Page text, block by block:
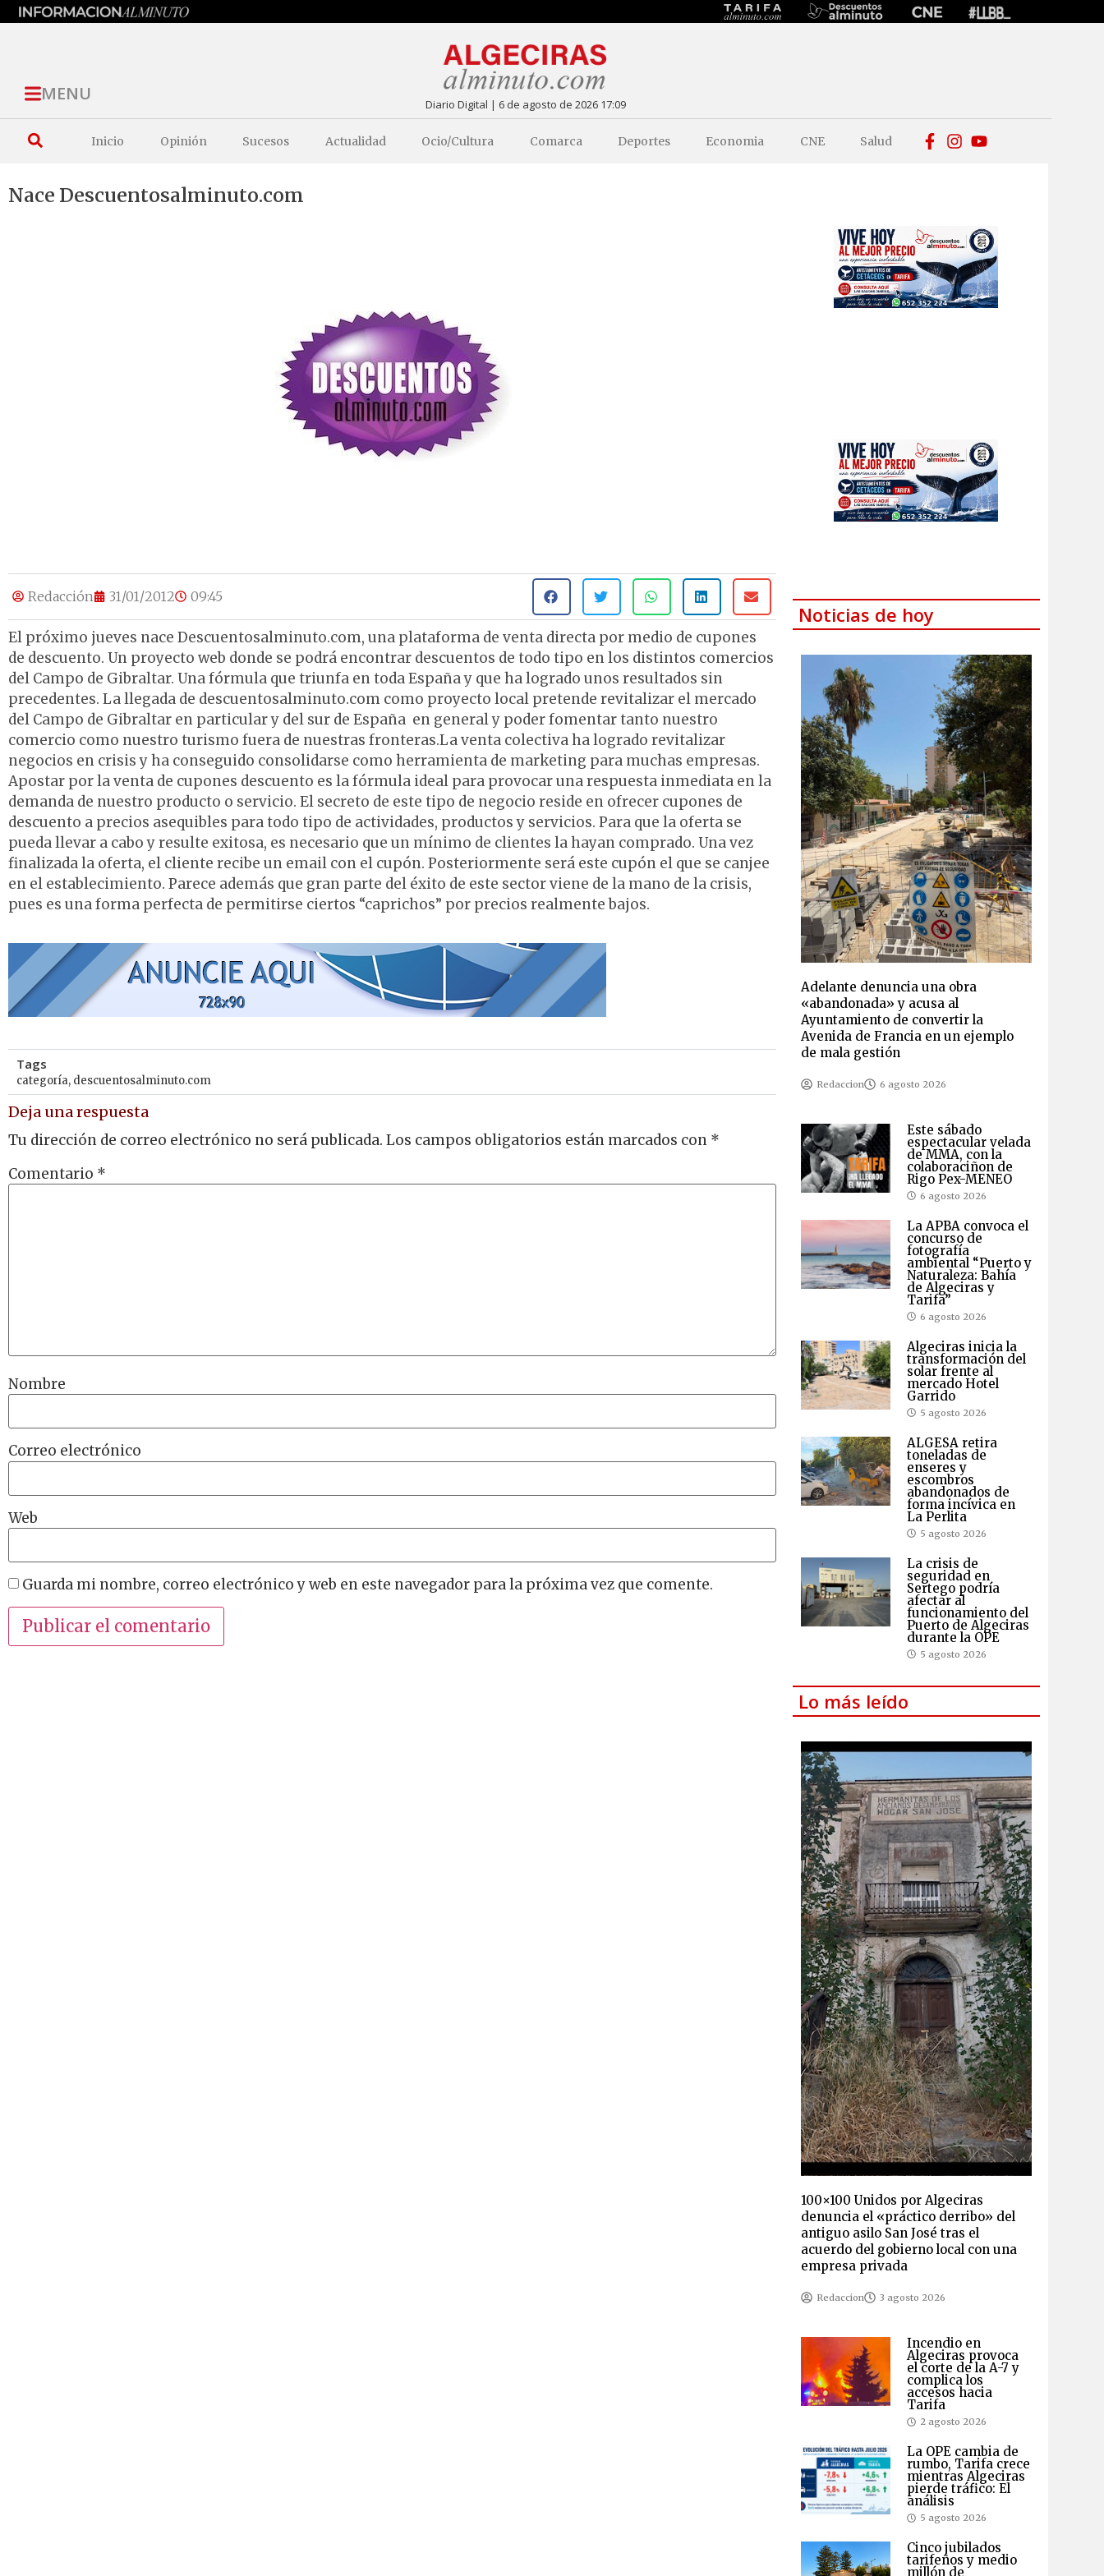
MENU Diario Digital | 6 de agosto de 2026 17:09
Inicio Opinión Sucesos Actualidad Ocio/Cultura Comarca Deportes Economia CNE Salud
Nace Descuentosalminuto.com
Redacción 31/01/2012 09:45
El próximo jueves nace Descuentosalminuto.com, una plataforma de venta directa por medio de cupones
de descuento. Un proyecto web donde se podrá encontrar descuentos de todo tipo en los distintos comercios
del Campo de Gibraltar. Una fórmula que triunfa en toda España y que ha logrado unos resultados sin
precedentes. La llegada de descuentosalminuto.com como proyecto local pretende revitalizar el mercado
del Campo de Gibraltar en particular y del sur de España en general y poder fomentar tanto nuestro
comercio como nuestro turismo fuera de nuestras fronteras.La venta colectiva ha logrado revitalizar
negocios en crisis y ha conseguido consolidarse como herramienta de marketing para muchas empresas.
Apostar por la venta de cupones descuento es la fórmula ideal para provocar una respuesta inmediata en la
demanda de nuestro producto o servicio. El secreto de este tipo de negocio reside en ofrecer cupones de
descuento a precios asequibles para todo tipo de actividades, productos y servicios. Para que la oferta se
pueda llevar a cabo y resulte exitosa, es necesario que un mínimo de clientes la hayan comprado. Una vez
finalizada la oferta, el cliente recibe un email con el cupón. Posteriormente será este cupón el que se canjee
en el establecimiento. Parece además que gran parte del éxito de este sector viene de la mano de la crisis,
pues es una forma perfecta de permitirse ciertos “caprichos” por precios realmente bajos.
Tags
categoría, descuentosalminuto.com
Deja una respuesta
Tu dirección de correo electrónico no será publicada. Los campos obligatorios están marcados con *
Comentario *
Nombre
Correo electrónico
Web
Guarda mi nombre, correo electrónico y web en este navegador para la próxima vez que comente.
Noticias de hoy
Adelante denuncia una obra
«abandonada» y acusa al
Ayuntamiento de convertir la
Avenida de Francia en un ejemplo
de mala gestión
Redaccion 6 agosto 2026
Este sábado
espectacular velada
de MMA, con la
colaboraciñon de
Rigo Pex-MENEO
6 agosto 2026
La APBA convoca el
concurso de
fotografía
ambiental “Puerto y
Naturaleza: Bahía
de Algeciras y
Tarifa”
6 agosto 2026
Algeciras inicia la
transformación del
solar frente al
mercado Hotel
Garrido
5 agosto 2026
ALGESA retira
toneladas de
enseres y
escombros
abandonados de
forma incívica en
La Perlita
5 agosto 2026
La crisis de
seguridad en
Sertego podría
afectar al
funcionamiento del
Puerto de Algeciras
durante la OPE
5 agosto 2026
Lo más leído
100×100 Unidos por Algeciras
denuncia el «práctico derribo» del
antiguo asilo San José tras el
acuerdo del gobierno local con una
empresa privada
Redaccion 3 agosto 2026
Incendio en
Algeciras provoca
el corte de la A-7 y
complica los
accesos hacia
Tarifa
2 agosto 2026
La OPE cambia de
rumbo, Tarifa crece
mientras Algeciras
pierde tráfico: El
análisis
5 agosto 2026
Cinco jubilados
tarifeños y medio
millón de